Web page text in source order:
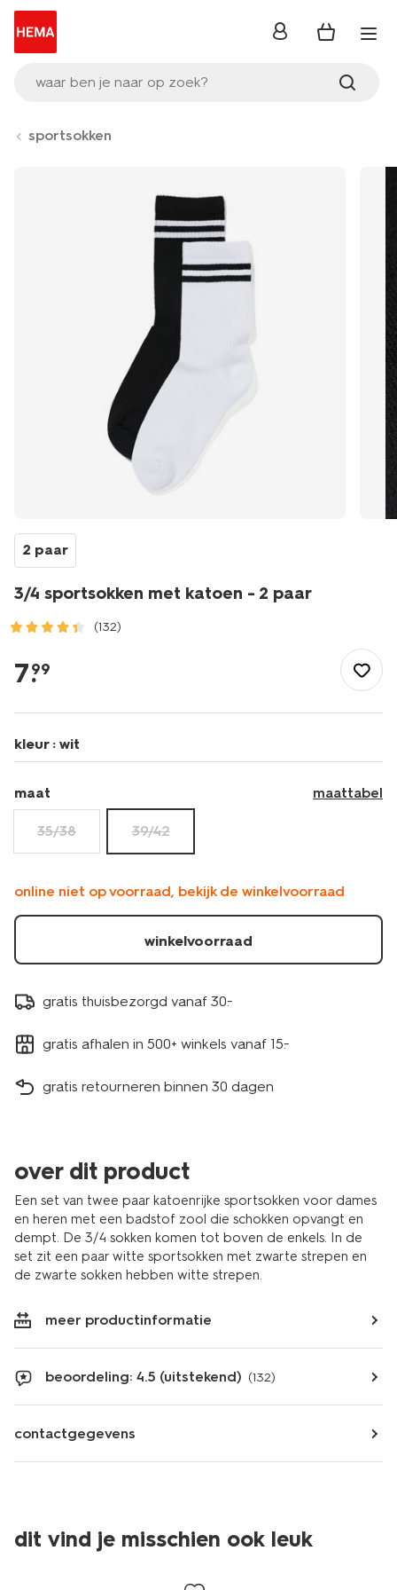
waar ben je naar op zoek?
inloggen
sportsokken
2 paar
3/4 sportsokken met katoen - 2 paar
(132)
sportsokken-
met-
-
-2-
paar-
7.
99
kleur : wit
maat maattabel
35/38 39/42
online niet op voorraad, bekijk de winkelvoorraad
winkelvoorraad
gratis thuisbezorgd vanaf 30.-
gratis afhalen in 500+ winkels vanaf 15.-
gratis retourneren binnen 30 dagen
over dit product
Een set van twee paar katoenrijke sportsokken voor dames
en heren met een badstof zool die schokken opvangt en
dempt. De 3/4 sokken komen tot boven de enkels. In de
set zit een paar witte sportsokken met zwarte strepen en
de zwarte sokken hebben witte strepen.
meer productinformatie
beoordeling: 4.5 (uitstekend) (132)
contactgegevens
dit vind je misschien ook leuk
2 paar